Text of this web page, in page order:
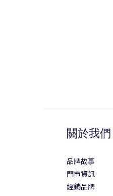
關於我們
品牌故事
門市資訊
經銷品牌